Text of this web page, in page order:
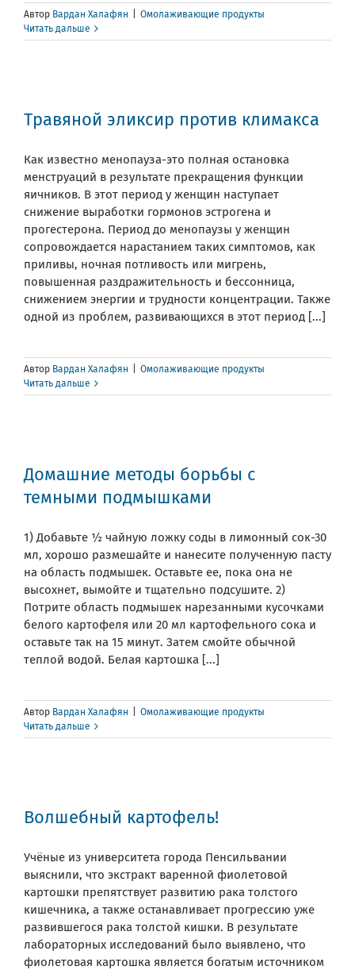
Автор Вардан Халафян
Омолаживающие продукты
Читать дальше
Травяной эликсир против климакса
Как известно менопауза-это полная остановка
менструаций в результате прекращения функции
яичников. В этот период у женщин наступает
снижение выработки гормонов эстрогена и
прогестерона. Период до менопаузы у женщин
сопровождается нарастанием таких симптомов, как
приливы, ночная потливость или мигрень,
повышенная раздражительность и бессонница,
снижением энергии и трудности концентрации. Также
одной из проблем, развивающихся в этот период [...]
Автор Вардан Халафян
Омолаживающие продукты
Читать дальше
Домашние методы борьбы с
темными подмышками
1) Добавьте ½ чайную ложку соды в лимонный сок-30
мл, хорошо размешайте и нанесите полученную пасту
на область подмышек. Оставьте ее, пока она не
высохнет, вымойте и тщательно подсушите. 2)
Потрите область подмышек нарезанными кусочками
белого картофеля или 20 мл картофельного сока и
оставьте так на 15 минут. Затем смойте обычной
теплой водой. Белая картошка [...]
Автор Вардан Халафян
Омолаживающие продукты
Читать дальше
Волшебный картофель!
Учёные из университета города Пенсильвании
выяснили, что экстракт варенной фиолетовой
картошки препятствует развитию рака толстого
кишечника, а также останавливает прогрессию уже
развившегося рака толстой кишки. В результате
лабораторных исследований было выявлено, что
фиолетовая картошка является богатым источником